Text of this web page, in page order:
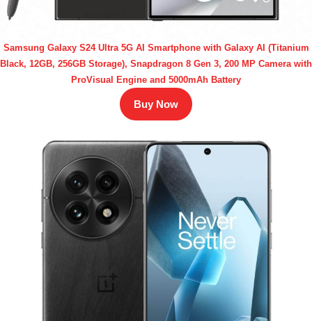
Samsung Galaxy S24 Ultra 5G AI Smartphone with Galaxy AI (Titanium
Black, 12GB, 256GB Storage), Snapdragon 8 Gen 3, 200 MP Camera with
ProVisual Engine and 5000mAh Battery
Buy Now